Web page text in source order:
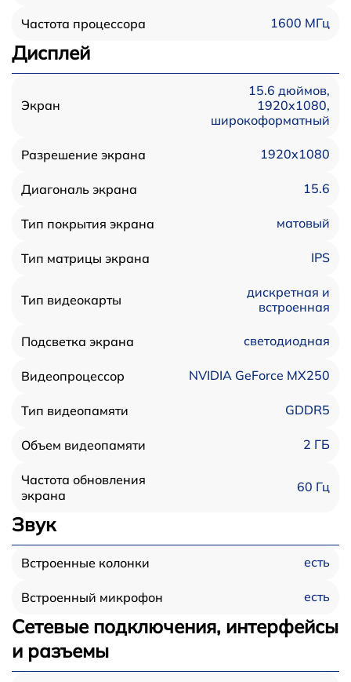
Частота процессора 1600 МГц
Дисплей
Экран
15.6 дюймов,
1920x1080,
широкоформатный
Разрешение экрана 1920x1080
Диагональ экрана 15.6
Тип покрытия экрана матовый
Тип матрицы экрана IPS
Тип видеокарты
дискретная и
встроенная
Подсветка экрана светодиодная
Видеопроцессор NVIDIA GeForce MX250
Тип видеопамяти GDDR5
Объем видеопамяти 2 ГБ
Частота обновления
экрана
60 Гц
Звук
Встроенные колонки есть
Встроенный микрофон есть
Сетевые подключения, интерфейсы
и разъемы